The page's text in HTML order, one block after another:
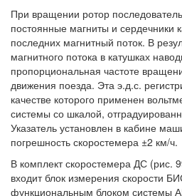
При вращении ротор
постоянные магниты и сердечники
последних магнитный поток. В
магнитного потока в катушках
пропорциональная частоте
движения поезда. Эта э.д.с.
качестве которого применен
системы со шкалой,
Указатель установлен в кабине
погрешность скоростемера ±2 км/ч.
В комплект скоростемера ДС (рис.
входит блок измерения скорости
функциональным блоком системы